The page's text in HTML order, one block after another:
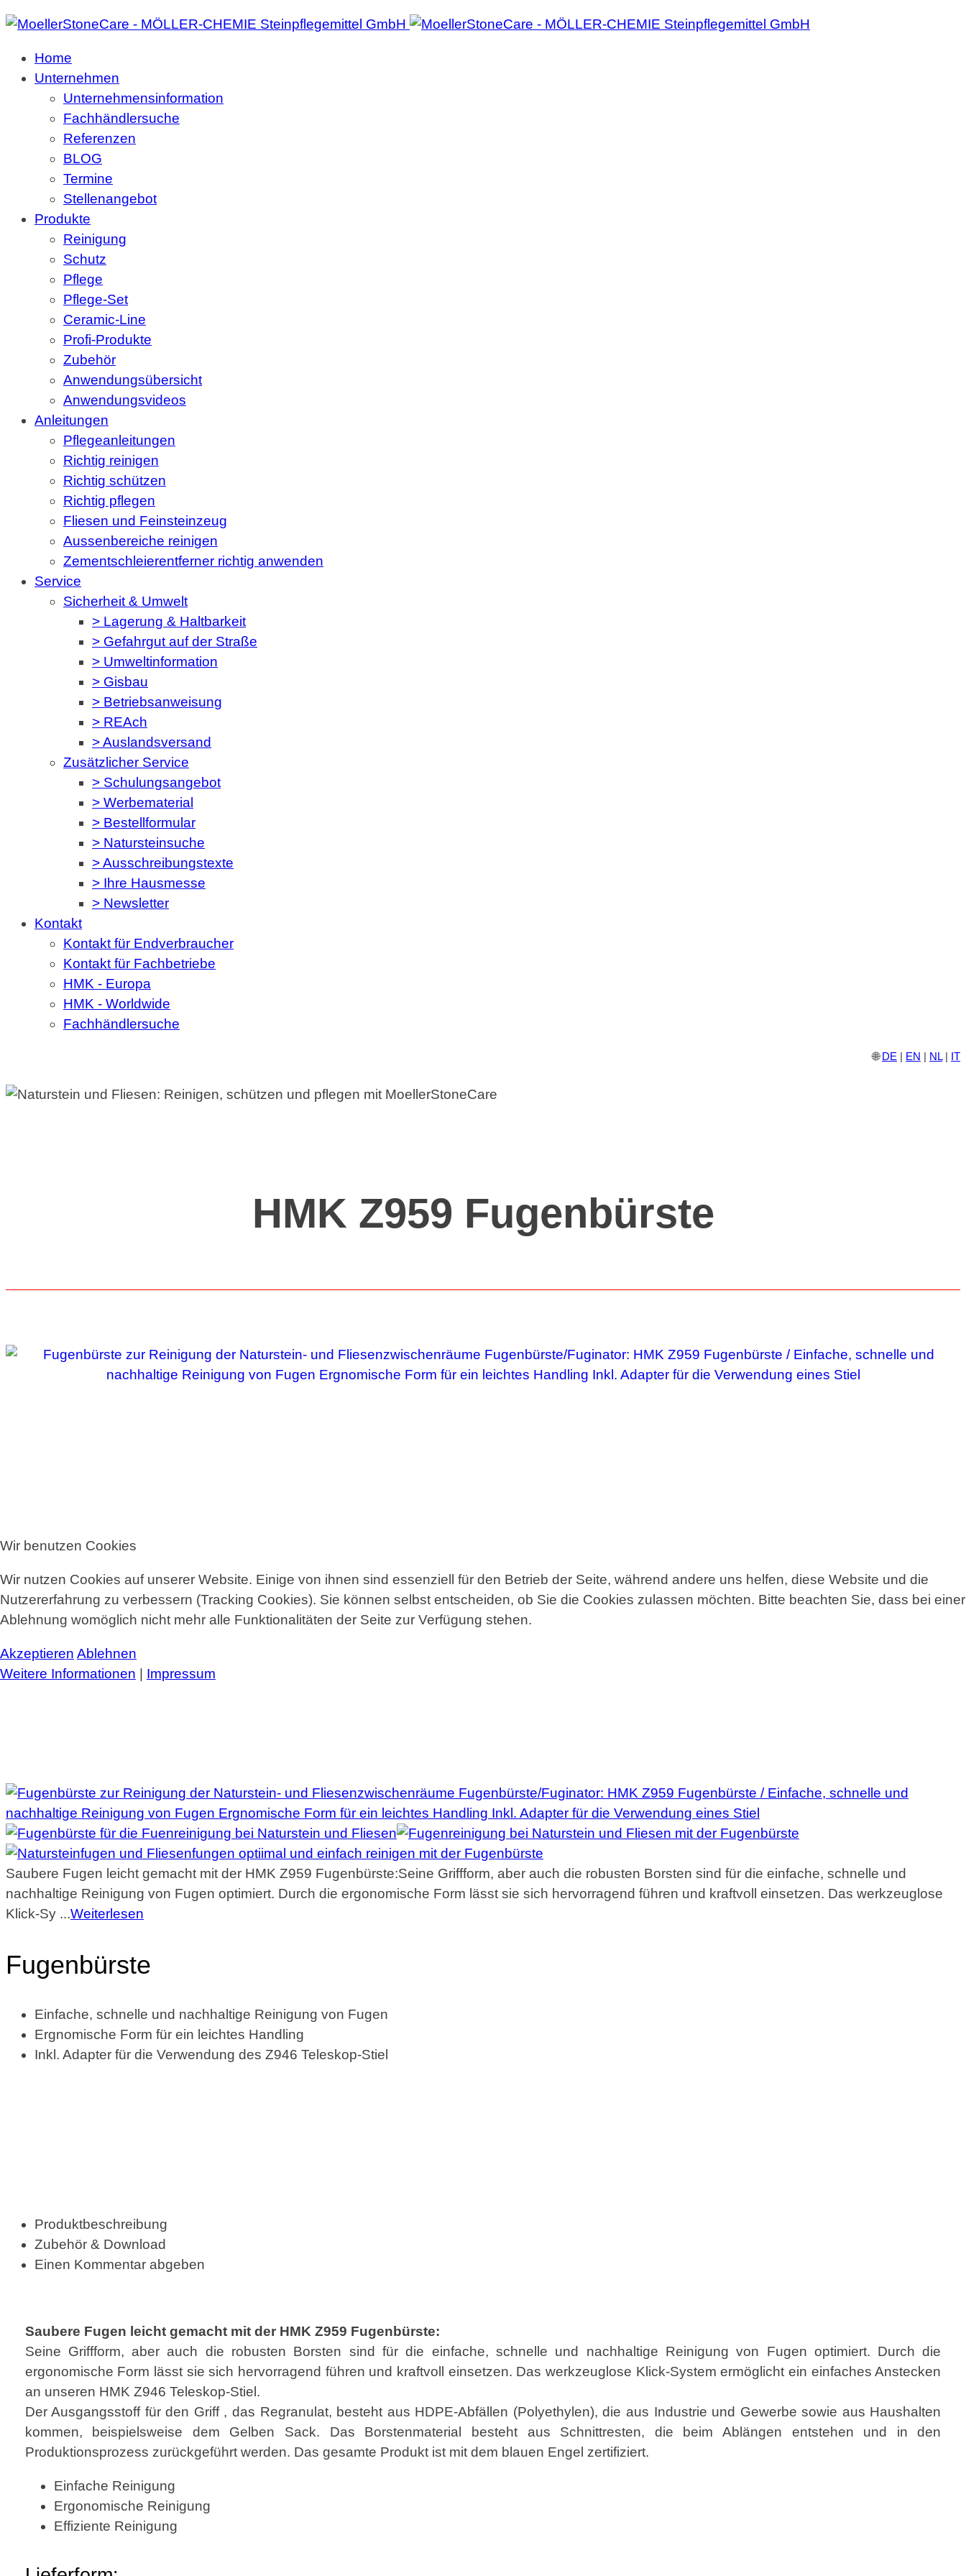
Home
Unternehmen
Unternehmensinformation
Fachhändlersuche
Referenzen
BLOG
Termine
Stellenangebot
Produkte
Reinigung
Schutz
Pflege
Pflege-Set
Ceramic-Line
Profi-Produkte
Zubehör
Anwendungsübersicht
Anwendungsvideos
Anleitungen
Pflegeanleitungen
Richtig reinigen
Richtig schützen
Richtig pflegen
Fliesen und Feinsteinzeug
Aussenbereiche reinigen
Zementschleierentferner richtig anwenden
Service
Sicherheit & Umwelt
> Lagerung & Haltbarkeit
> Gefahrgut auf der Straße
> Umweltinformation
> Gisbau
> Betriebsanweisung
> REAch
> Auslandsversand
Zusätzlicher Service
> Schulungsangebot
> Werbematerial
> Bestellformular
> Natursteinsuche
> Ausschreibungstexte
> Ihre Hausmesse
> Newsletter
Kontakt
Kontakt für Endverbraucher
Kontakt für Fachbetriebe
HMK - Europa
HMK - Worldwide
Fachhändlersuche
🌐DE | EN | NL| IT
HMK Z959 Fugenbürste
Saubere Fugen leicht gemacht mit der HMK Z959 Fugenbürste:Seine Griffform, aber auch die robusten Borsten sind für die einfache, schnelle und
nachhaltige Reinigung von Fugen optimiert. Durch die ergonomische Form lässt sie sich hervorragend führen und kraftvoll einsetzen. Das werkzeuglose
Klick-Sy ...Weiterlesen
Fugenbürste
Einfache, schnelle und nachhaltige Reinigung von Fugen
Ergnomische Form für ein leichtes Handling
Inkl. Adapter für die Verwendung des Z946 Teleskop-Stiel
Produktbeschreibung
Zubehör & Download
Einen Kommentar abgeben
Saubere Fugen leicht gemacht mit der HMK Z959 Fugenbürste:
Seine Griffform, aber auch die robusten Borsten sind für die einfache, schnelle und nachhaltige Reinigung von Fugen optimiert. Durch die
ergonomische Form lässt sie sich hervorragend führen und kraftvoll einsetzen. Das werkzeuglose Klick-System ermöglicht ein einfaches Anstecken
an unseren HMK Z946 Teleskop-Stiel.
Der Ausgangsstoff für den Griff , das Regranulat, besteht aus HDPE-Abfällen (Polyethylen), die aus Industrie und Gewerbe sowie aus Haushalten
kommen, beispielsweise dem Gelben Sack. Das Borstenmaterial besteht aus Schnittresten, die beim Ablängen entstehen und in den
Produktionsprozess zurückgeführt werden. Das gesamte Produkt ist mit dem blauen Engel zertifiziert.
Einfache Reinigung
Ergonomische Reinigung
Effiziente Reinigung
Wir benutzen Cookies
Wir nutzen Cookies auf unserer Website. Einige von ihnen sind essenziell für den Betrieb der Seite, während andere uns helfen, diese Website und die
Nutzererfahrung zu verbessern (Tracking Cookies). Sie können selbst entscheiden, ob Sie die Cookies zulassen möchten. Bitte beachten Sie, dass bei einer
Ablehnung womöglich nicht mehr alle Funktionalitäten der Seite zur Verfügung stehen.
Akzeptieren Ablehnen
Weitere Informationen
Impressum